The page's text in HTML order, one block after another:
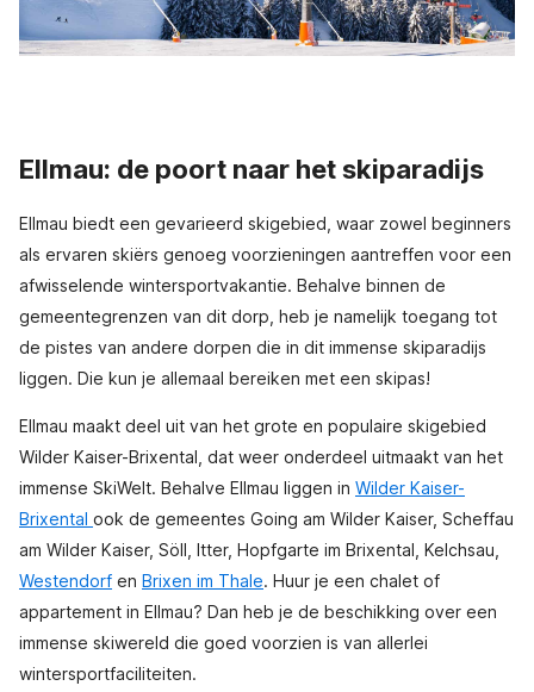
Ellmau: de poort naar het skiparadijs
Ellmau biedt een gevarieerd skigebied, waar zowel beginners
als ervaren skiërs genoeg voorzieningen aantreffen voor een
afwisselende wintersportvakantie. Behalve binnen de
gemeentegrenzen van dit dorp, heb je namelijk toegang tot
de pistes van andere dorpen die in dit immense skiparadijs
liggen. Die kun je allemaal bereiken met een skipas!
Ellmau maakt deel uit van het grote en populaire skigebied
Wilder Kaiser-Brixental, dat weer onderdeel uitmaakt van het
immense SkiWelt. Behalve Ellmau liggen in Wilder Kaiser-
Brixental ook de gemeentes Going am Wilder Kaiser, Scheffau
am Wilder Kaiser, Söll, Itter, Hopfgarte im Brixental, Kelchsau,
Westendorf en Brixen im Thale. Huur je een chalet of
appartement in Ellmau? Dan heb je de beschikking over een
immense skiwereld die goed voorzien is van allerlei
wintersportfaciliteiten.